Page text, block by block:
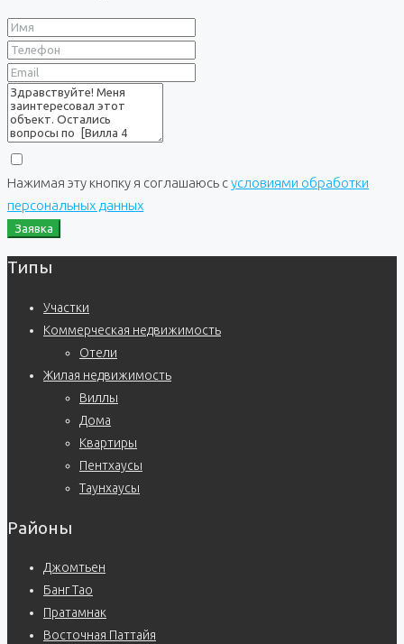
Нажимая эту кнопку я соглашаюсь сусловиями обработки
персональных данных
Заявка
Типы
Участки
Коммерческая недвижимость
Отели
Жилая недвижимость
Виллы
Дома
Квартиры
Пентхаусы
Таунхаусы
Районы
Джомтьен
Банг Тао
Пратамнак
Восточная Паттайя